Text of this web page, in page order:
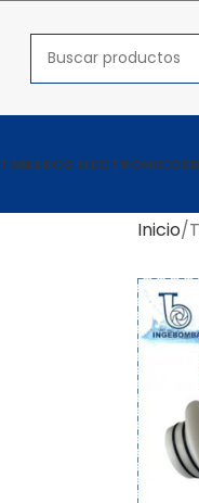
TABLEROS ELECTRÓNICOS
Inicio